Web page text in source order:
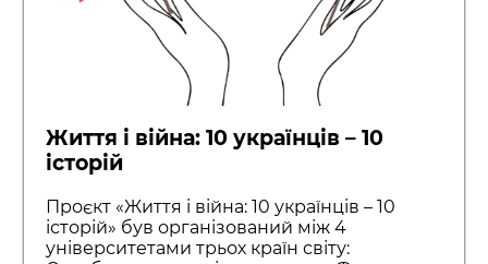
Життя і війна: 10 українців – 10
історій
Проєкт «Життя і війна: 10 українців – 10
історій» був організований між 4
університетами трьох країн світу: